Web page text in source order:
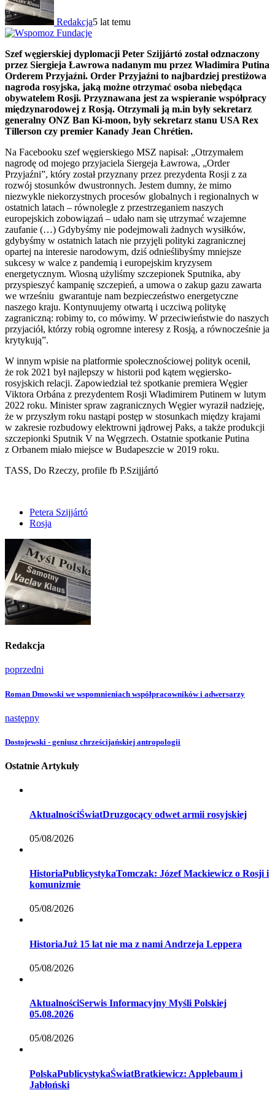
Redakcja5 lat temu
Szef węgierskiej dyplomacji Peter Szijjártó został odznaczony
przez Siergieja Ławrowa nadanym mu przez Władimira Putina
Orderem Przyjaźni. Order Przyjaźni to najbardziej prestiżowa
nagroda rosyjska, jaką możne otrzymać osoba niebędąca
obywatelem Rosji. Przyznawana jest za wspieranie współpracy
międzynarodowej z Rosją. Otrzymali ją m.in były sekretarz
generalny ONZ Ban Ki-moon, były sekretarz stanu USA Rex
Tillerson czy premier Kanady Jean Chrétien.
Na Facebooku szef węgierskiego MSZ napisał: „Otrzymałem
nagrodę od mojego przyjaciela Siergeja Ławrowa, „Order
Przyjaźni”, który został przyznany przez prezydenta Rosji z za
rozwój stosunków dwustronnych. Jestem dumny, że mimo
niezwykle niekorzystnych procesów globalnych i regionalnych w
ostatnich latach – równolegle z przestrzeganiem naszych
europejskich zobowiązań – udało nam się utrzymać wzajemne
zaufanie (…) Gdybyśmy nie podejmowali żadnych wysiłków,
gdybyśmy w ostatnich latach nie przyjęli polityki zagranicznej
opartej na interesie narodowym, dziś odnieślibyśmy mniejsze
sukcesy w walce z pandemią i europejskim kryzysem
energetycznym. Wiosną użyliśmy szczepionek Sputnika, aby
przyspieszyć kampanię szczepień, a umowa o zakup gazu zawarta
we wrześniu gwarantuje nam bezpieczeństwo energetyczne
naszego kraju. Kontynuujemy otwartą i uczciwą politykę
zagraniczną: robimy to, co mówimy. W przeciwieństwie do naszych
przyjaciół, którzy robią ogromne interesy z Rosją, a równocześnie ja
krytykują”.
W innym wpisie na platformie społecznościowej polityk ocenił,
że rok 2021 był najlepszy w historii pod kątem węgiersko-
rosyjskich relacji. Zapowiedział też spotkanie premiera Węgier
Viktora Orbána z prezydentem Rosji Władimirem Putinem w lutym
2022 roku. Minister spraw zagranicznych Węgier wyraził nadzieję,
że w przyszłym roku nastąpi postęp w stosunkach między krajami
w zakresie rozbudowy elektrowni jądrowej Paks, a także produkcji
szczepionki Sputnik V na Węgrzech. Ostatnie spotkanie Putina
z Orbanem miało miejsce w Budapeszcie w 2019 roku.
TASS, Do Rzeczy, profile fb P.Szijjártó
Petera Szijjártó
Rosja
Redakcja
poprzedni
Roman Dmowski we wspomnieniach współpracowników i adwersarzy
następny
Dostojewski - geniusz chrześcijańskiej antropologii
Ostatnie Artykuły
AktualnościŚwiatDruzgocący odwet armii rosyjskiej
05/08/2026
HistoriaPublicystykaTomczak: Józef Mackiewicz o Rosji i
komunizmie
05/08/2026
HistoriaJuż 15 lat nie ma z nami Andrzeja Leppera
05/08/2026
AktualnościSerwis Informacyjny Myśli Polskiej
05.08.2026
05/08/2026
PolskaPublicystykaŚwiatBratkiewicz: Applebaum i
Jabłoński